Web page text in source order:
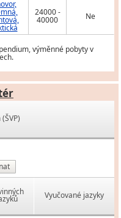
24000 -
40000 Ne
výměnné pobyty v
Vyučované jazyky